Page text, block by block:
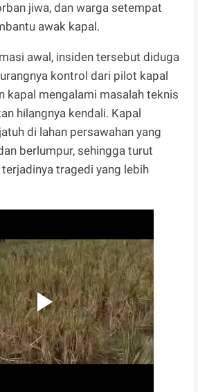
jiwa, dan warga setempat
awak kapal.
awal, insiden tersebut diduga
kontrol dari pilot kapal
kapal mengalami masalah teknis
hilangnya kendali. Kapal
di lahan persawahan yang
berlumpur, sehingga turut
tragedi yang lebih